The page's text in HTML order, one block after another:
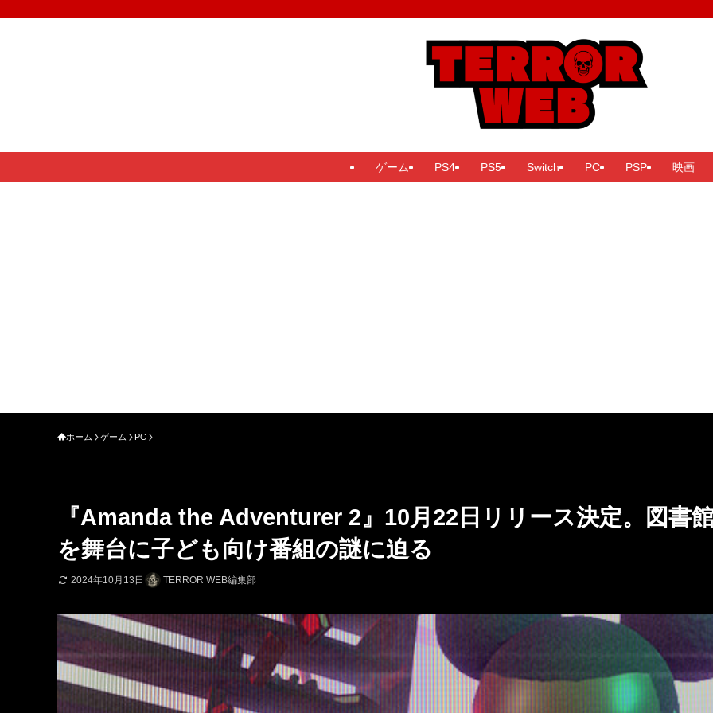
ゲーム PS4 PS5 Switch PC PSP 映画
ホーム ゲーム PC
『Amanda the Adventurer 2』10月22日リリース決定。図書
を舞台に子ども向け番組の謎に迫る
2024年10月13日 TERROR WEB編集部